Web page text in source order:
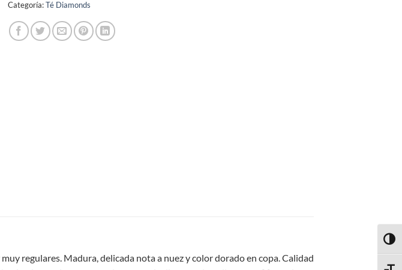
Categoría:Té Diamonds
regulares. Madura, delicada nota a nuez y color dorado en copa. Calidad